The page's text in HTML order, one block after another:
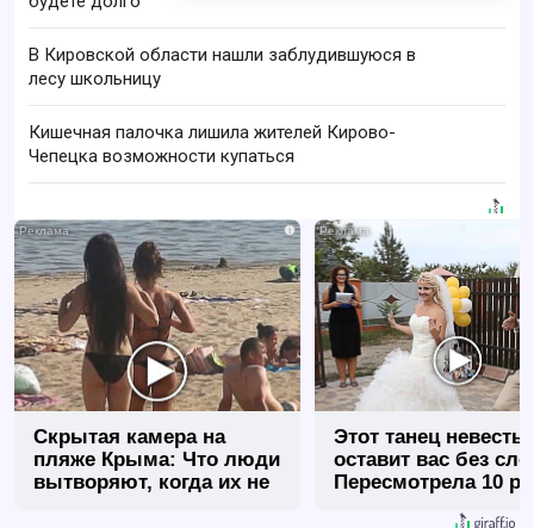
В Кировской области нашли заблудившуюся в
лесу школьницу
Кишечная палочка лишила жителей Кирово-
Чепецка возможности купаться
i
Скрытая камера на
пляже Крыма: Что люди
вытворяют, когда их не
Этот танец невесты
оставит вас без
Пересмотрела 10